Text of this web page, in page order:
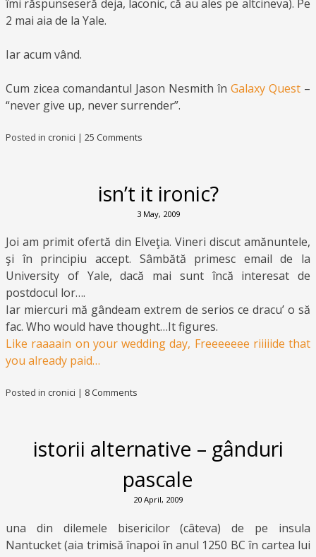
îmi răspunseseră deja, laconic, că au ales pe altcineva). Pe
2 mai aia de la Yale.
Iar acum vând.
Cum zicea comandantul Jason Nesmith în Galaxy Quest –
“never give up, never surrender”.
Posted in cronici | 25 Comments
isn’t it ironic?
3 May, 2009
Joi am primit ofertă din Elveţia. Vineri discut amănuntele,
şi în principiu accept. Sâmbătă primesc email de la
University of Yale, dacă mai sunt încă interesat de
postdocul lor….
Iar miercuri mă gândeam extrem de serios ce dracu’ o să
fac. Who would have thought…It figures.
Like raaaain on your wedding day, Freeeeeee riiiiide that
you already paid…
Posted in cronici | 8 Comments
istorii alternative – gânduri
pascale
20 April, 2009
una din dilemele bisericilor (câteva) de pe insula
Nantucket (aia trimisă înapoi în anul 1250 BC în cartea lui